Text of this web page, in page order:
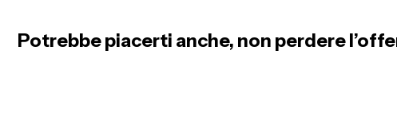
Potrebbe piacerti anche, non perdere